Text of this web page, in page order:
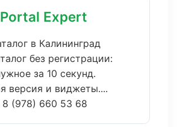
Expert
в Калининград
без регистрации:
за 10 секунд.
версия и виджеты....
8 (978) 660 53 68